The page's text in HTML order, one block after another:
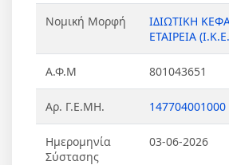
Νομική Μορφή
ΙΔΙΩΤΙΚΗ
ΕΤΑΙΡΕΙΑ
Α.Φ.Μ 801043651
Αρ. Γ.Ε.ΜΗ.
Ημερομηνία
Σύστασης
03-06-2026